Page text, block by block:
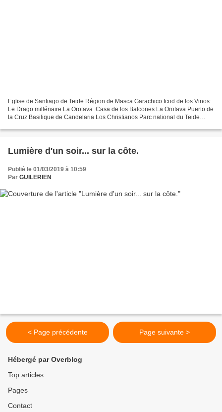
Eglise de Santiago de Teide Région de Masca Garachico Icod de los Vinos:
Le Drago millénaire La Orotava :Casa de los Balcones La Orotava Puerto de
la Cruz Basilique de Candelaria Los Christianos Parc national du Teide
Lumière d'un soir... sur la côte.
Publié le 01/03/2019 à 10:59
Par GUILERIEN
< Page précédente Page suivante >
Hébergé par Overblog
Top articles
Pages
Contact